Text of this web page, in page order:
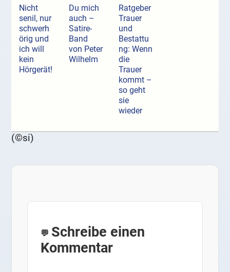
Nicht
senil, nur
schwerh
örig und
ich will
kein
Hörgerät!
Du mich
auch –
Satire-
Band
von Peter
Wilhelm
Ratgeber
Trauer
und
Bestattu
ng: Wenn
die
Trauer
kommt –
so geht
sie
wieder
(©si)
Schreibe einen
Kommentar